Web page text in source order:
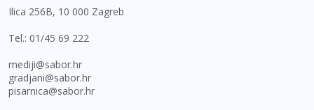
Ilica 256B, 10 000 Zagreb
Tel.: 01/45 69 222
mediji@sabor.hr
gradjani@sabor.hr
pisarnica@sabor.hr